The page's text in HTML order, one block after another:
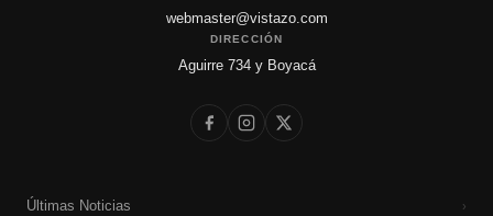
webmaster@vistazo.com
DIRECCIÓN
Aguirre 734 y Boyacá
Últimas Noticias ›